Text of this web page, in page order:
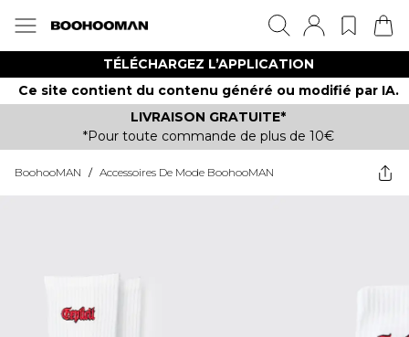
TÉLÉCHARGEZ L’APPLICATION
Ce site contient du contenu généré ou modifié par IA.
LIVRAISON GRATUITE*
*Pour toute commande de plus de 10€
BoohooMAN / Accessoires De Mode BoohooMAN